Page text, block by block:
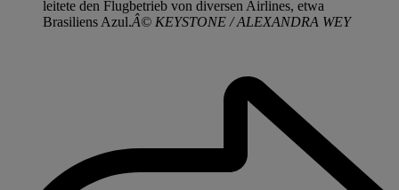
leitete den Flugbetrieb von diversen Airlines, etwa
Brasiliens Azul.Â© KEYSTONE / ALEXANDRA WEY